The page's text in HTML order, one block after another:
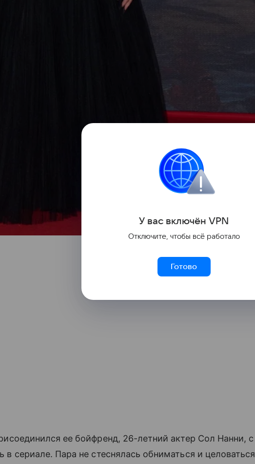
ее бойфренд, 26-летний актер Сол Нанни, с
сериале. Пара не стеснялась обниматься и целоваться
У вас включён VPN
Отключите, чтобы всё работало
Готово